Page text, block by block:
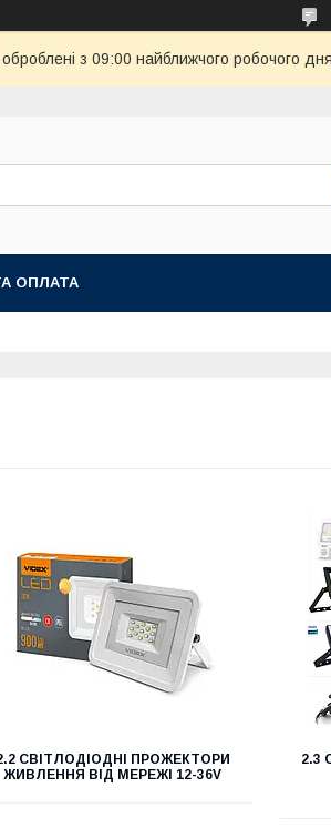
з 09:00 найближчого робочого
ОПЛАТА
СВІТЛОДІОДНІ ПРОЖЕКТОРИ
ЖИВЛЕННЯ ВІД МЕРЕЖІ 12-36V
2.3